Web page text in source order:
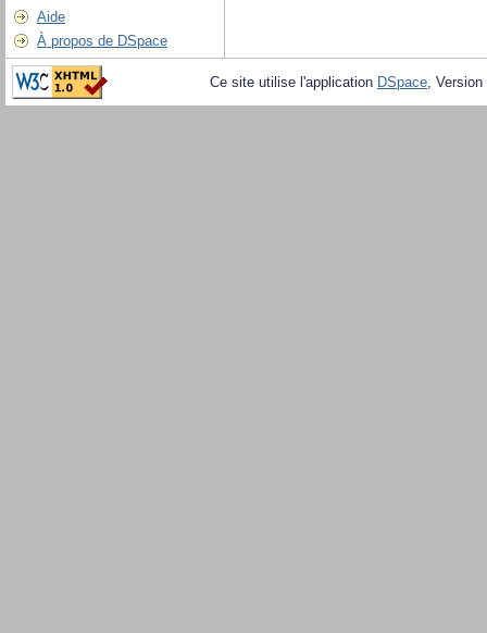
Aide
À propos de DSpace
Ce site utilise l'application DSpace,